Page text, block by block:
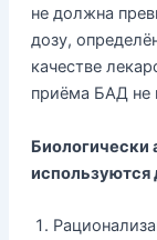
не должна
дозу,
качестве
приёма БАД не
Биологически